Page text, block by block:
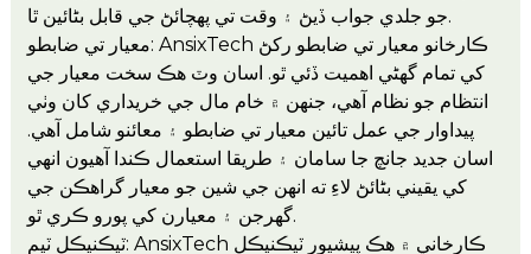
جو جلدي جواب ڏيڻ ۽ وقت تي پهچائڻ جي قابل بڻائين ٿا.
معيار تي ضابطو: AnsixTech ڪارخانو معيار تي ضابطو رکڻ
کي تمام گهڻي اهميت ڏئي ٿو. اسان وٽ هڪ سخت معيار جي
انتظام جو نظام آهي، جنهن ۾ خام مال جي خريداري کان وٺي
پيداوار جي عمل تائين معيار تي ضابطو ۽ معائنو شامل آهي.
اسان جديد جانچ جا سامان ۽ طريقا استعمال ڪندا آهيون انهي
کي يقيني بڻائڻ لاءِ ته انهن جي شين جو معيار گراهڪن جي
گهرجن ۽ معيارن کي پورو ڪري ٿو.
ٽيڪنيڪل ٽيم: AnsixTech ڪارخاني ۾ هڪ پيشيور ٽيڪنيڪل